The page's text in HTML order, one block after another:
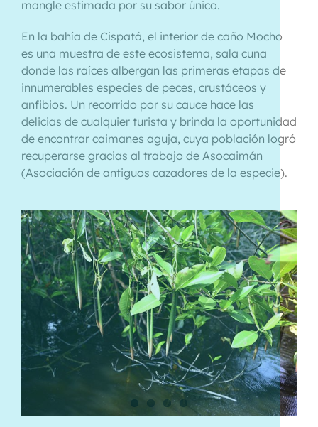
mangle estimada por su sabor único.
En la bahía de Cispatá, el interior de caño Mocho
es una muestra de este ecosistema, sala cuna
donde las raíces albergan las primeras etapas de
innumerables especies de peces, crustáceos y
anfibios. Un recorrido por su cauce hace las
delicias de cualquier turista y brinda la oportunidad
de encontrar caimanes aguja, cuya población logró
recuperarse gracias al trabajo de Asocaimán
(Asociación de antiguos cazadores de la especie).